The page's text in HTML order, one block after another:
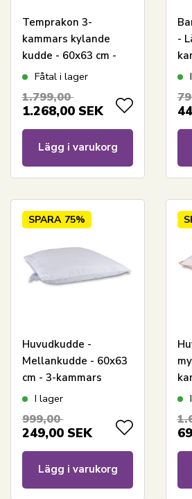
Temprakon 3-
kammars kylande
kudde - 60x63 cm -
Temperaturreglerande
Fåtal i lager
1.799,00
1.268,00 SEK
Lägg i varukorg
-
SPARA 75%
Huvudkudde -
Mellankudde - 60x63
cm - 3-kammars
kombikudde - Zen
I lager
999,00
249,00 SEK
Lägg i varukorg